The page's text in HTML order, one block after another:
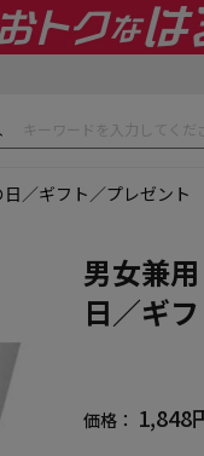
／ギフト／プレゼント
男女兼
日／ギ
価格： 1,848